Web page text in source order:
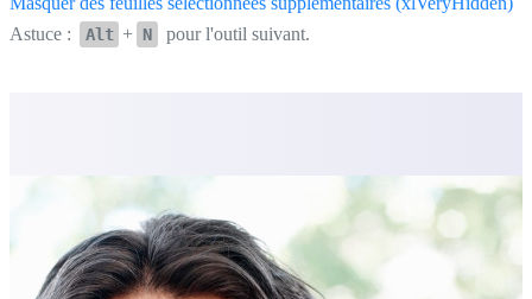
Astuce :
Alt + N pour l'outil suivant.